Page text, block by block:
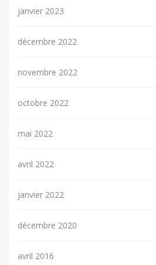
janvier 2023
décembre 2022
novembre 2022
octobre 2022
mai 2022
avril 2022
janvier 2022
décembre 2020
avril 2016